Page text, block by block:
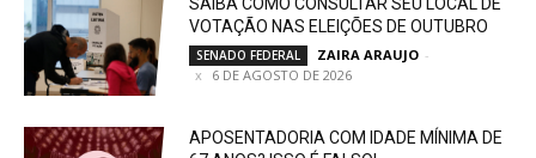
VOTAÇÃO NAS ELEIÇÕES DE OUTUBRO
SENADO FEDERAL ZAIRA ARAUJO -
6 DE AGOSTO DE 2026
APOSENTADORIA COM IDADE MÍNIMA DE